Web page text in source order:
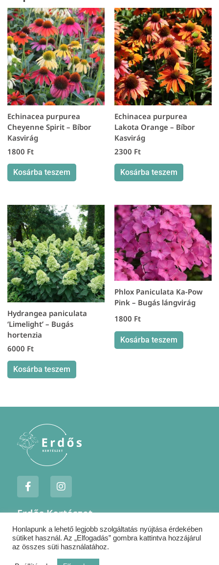
Echinacea purpurea
Cheyenne Spirit – Bíbor
Kasvirág
1800 Ft
Kosárba teszem
Echinacea purpurea
Lakota Orange – Bíbor
Kasvirág
2300 Ft
Kosárba teszem
Hydrangea paniculata
‘Limelight’ – Bugás
hortenzia
6000 Ft
Kosárba teszem
Phlox Paniculata Ka-Pow
Pink – Bugás lángvirág
1800 Ft
Kosárba teszem
F
a
c
e
o
o
k
I
n
s
t
g
r
a
m
Erdős Kertészet
Jogi nyilatkozatok
Szállítás
Kapcsolat
Honlapunk a lehető legjobb szolgáltatás nyújtása érdekében
sütiket használ. Az „Elfogadás” gombra kattintva hozzájárul
az összes süti használatához.